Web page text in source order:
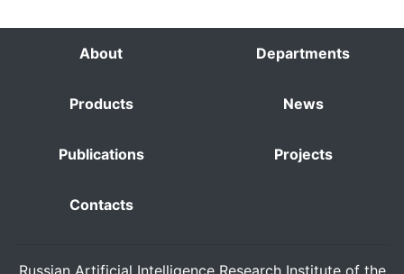
About Departments
Products News
Publications Projects
Contacts
Russian Artificial Intelligence Research Institute of the